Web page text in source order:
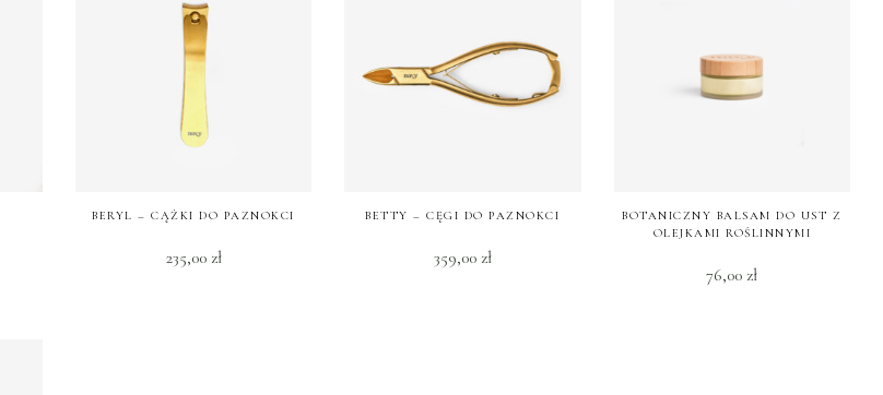
BERYL – CĄŻKI DO PAZNOKCI
235,00 zł
BETTY – CĘGI DO PAZNOKCI
359,00 zł
BOTANICZNY BALSAM DO UST Z
OLEJKAMI ROŚLINNYMI
76,00 zł